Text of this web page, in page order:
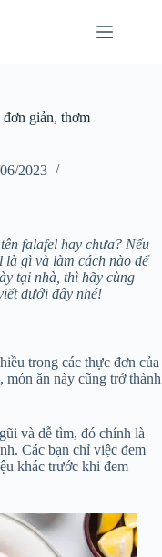
đơn giản, thơm
2023
falafel hay chưa? Nếu
là gì và làm cách nào để
tại nhà, thì hãy cùng
dưới đây nhé!
trong các thực đơn của
món ăn này cũng trở thành
và dễ tìm, đó chính là
Các bạn chỉ việc đem
khác trước khi đem